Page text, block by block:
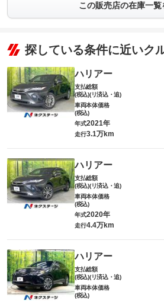
この販売店の在庫一覧
探している条件に近いク
ハリアー
支払総額
(税込)(リ済込・追)
車両本体価格
(税込)
年式2021年
走行3.1万km
ハリアー
支払総額
(税込)(リ済込・追)
車両本体価格
(税込)
年式2020年
走行4.4万km
ハリアー
支払総額
(税込)(リ済込・追)
車両本体価格
(税込)